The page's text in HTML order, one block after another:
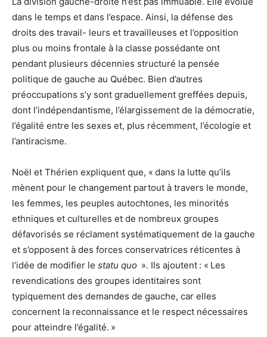
dans le temps et dans l’espace. Ainsi, la défense des
droits des travail- leurs et travailleuses et l’opposition
plus ou moins frontale à la classe possédante ont
pendant plusieurs décennies structuré la pensée
politique de gauche au Québec. Bien d’autres
préoccupations s’y sont graduellement greffées depuis,
dont l’indépendantisme, l’élargissement de la démocratie,
l’égalité entre les sexes et, plus récemment, l’écologie et
l’antiracisme.
Noël et Thérien expliquent que, « dans la lutte qu’ils
mènent pour le changement partout à travers le monde,
les femmes, les peuples autochtones, les minorités
ethniques et culturelles et de nombreux groupes
défavorisés se réclament systématiquement de la gauche
et s’opposent à des forces conservatrices réticentes à
l’idée de modifier le statu quo ». Ils ajoutent : « Les
revendications des groupes identitaires sont
typiquement des demandes de gauche, car elles
concernent la reconnaissance et le respect nécessaires
pour atteindre l’égalité. »